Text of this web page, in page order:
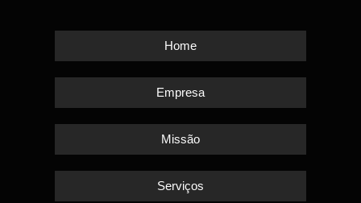
Home
Empresa
Missão
Serviços